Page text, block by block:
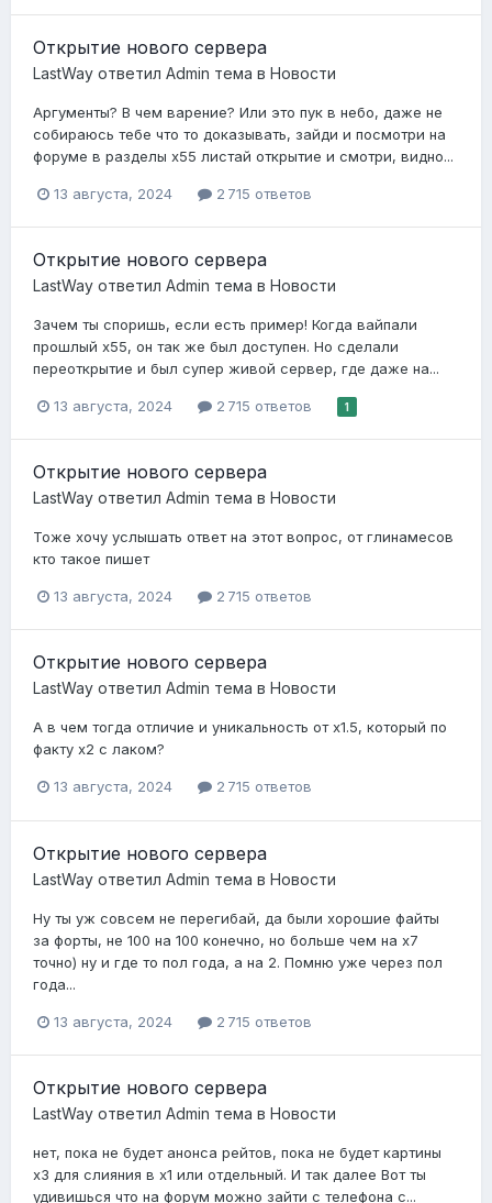
Открытие нового сервера
LastWay ответил Admin тема в Новости
Аргументы? В чем варение? Или это пук в небо, даже не
собираюсь тебе что то доказывать, зайди и посмотри на
форуме в разделы х55 листай открытие и смотри, видно...
13 августа, 2024 2 715 ответов
Открытие нового сервера
LastWay ответил Admin тема в Новости
Зачем ты споришь, если есть пример! Когда вайпали
прошлый х55, он так же был доступен. Но сделали
переоткрытие и был супер живой сервер, где даже на...
13 августа, 2024 2 715 ответов 1
Открытие нового сервера
LastWay ответил Admin тема в Новости
Тоже хочу услышать ответ на этот вопрос, от глинамесов
кто такое пишет
13 августа, 2024 2 715 ответов
Открытие нового сервера
LastWay ответил Admin тема в Новости
А в чем тогда отличие и уникальность от х1.5, который по
факту х2 с лаком?
13 августа, 2024 2 715 ответов
Открытие нового сервера
LastWay ответил Admin тема в Новости
Ну ты уж совсем не перегибай, да были хорошие файты
за форты, не 100 на 100 конечно, но больше чем на х7
точно) ну и где то пол года, а на 2. Помню уже через пол
года...
13 августа, 2024 2 715 ответов
Открытие нового сервера
LastWay ответил Admin тема в Новости
нет, пока не будет анонса рейтов, пока не будет картины
х3 для слияния в х1 или отдельный. И так далее Вот ты
удивишься что на форум можно зайти с телефона с...